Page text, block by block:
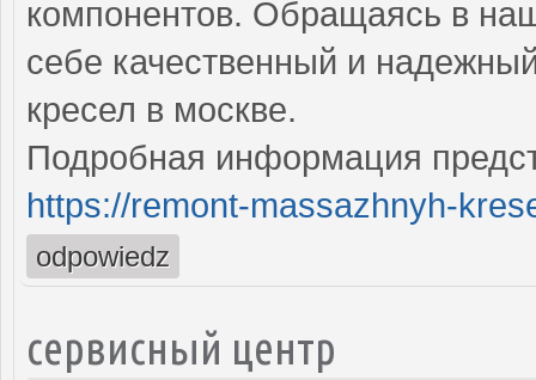
компонентов. Обращаясь в
себе качественный и
кресел в москве.
Подробная информация
https://remont-massazhnyh-
odpowiedz
сервисный центр